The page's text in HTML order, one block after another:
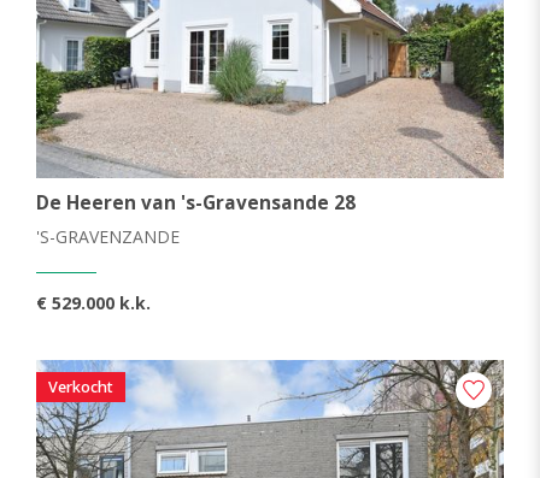
De Heeren van 's-Gravensande 28
'S-GRAVENZANDE
€ 529.000 k.k.
Verkocht